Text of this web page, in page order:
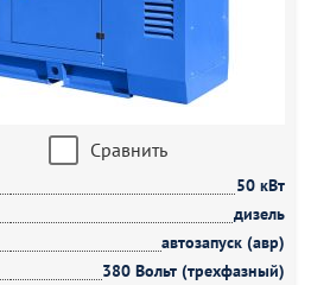
Сравнить
50 кВт
дизель
автозапуск (авр)
380 Вольт (трехфазный)